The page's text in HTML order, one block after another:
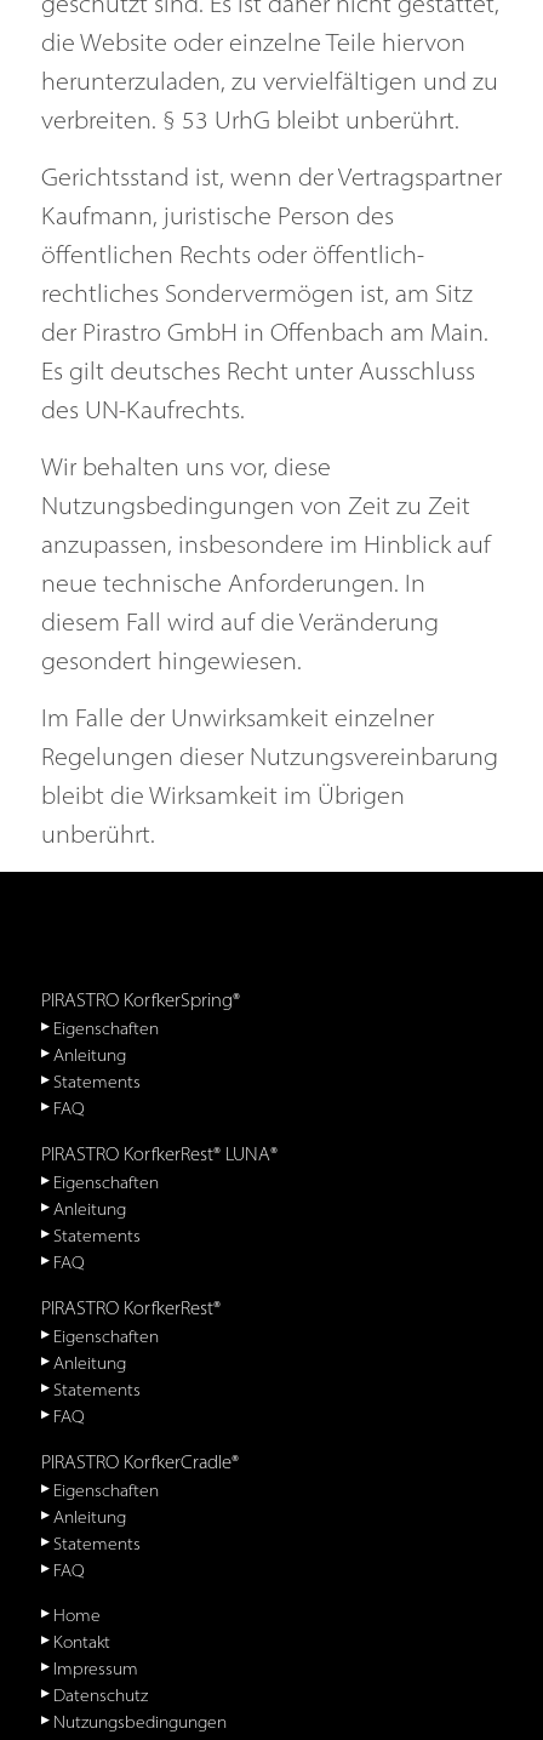
die Website oder einzelne Teile hiervon
herunterzuladen, zu vervielfältigen und zu
verbreiten. § 53 UrhG bleibt unberührt.
Gerichtsstand ist, wenn der Vertragspartner
Kaufmann, juristische Person des
öffentlichen Rechts oder öffentlich-
rechtliches Sondervermögen ist, am Sitz
der Pirastro GmbH in Offenbach am Main.
Es gilt deutsches Recht unter Ausschluss
des UN-Kaufrechts.
Wir behalten uns vor, diese
Nutzungsbedingungen von Zeit zu Zeit
anzupassen, insbesondere im Hinblick auf
neue technische Anforderungen. In
diesem Fall wird auf die Veränderung
gesondert hingewiesen.
Im Falle der Unwirksamkeit einzelner
Regelungen dieser Nutzungsvereinbarung
bleibt die Wirksamkeit im Übrigen
unberührt.
PIRASTRO KorfkerSpring®
Eigenschaften
Anleitung
Statements
FAQ
PIRASTRO KorfkerRest® LUNA®
Eigenschaften
Anleitung
Statements
FAQ
PIRASTRO KorfkerRest®
Eigenschaften
Anleitung
Statements
FAQ
PIRASTRO KorfkerCradle®
Eigenschaften
Anleitung
Statements
FAQ
Home
Kontakt
Impressum
Datenschutz
Nutzungsbedingungen